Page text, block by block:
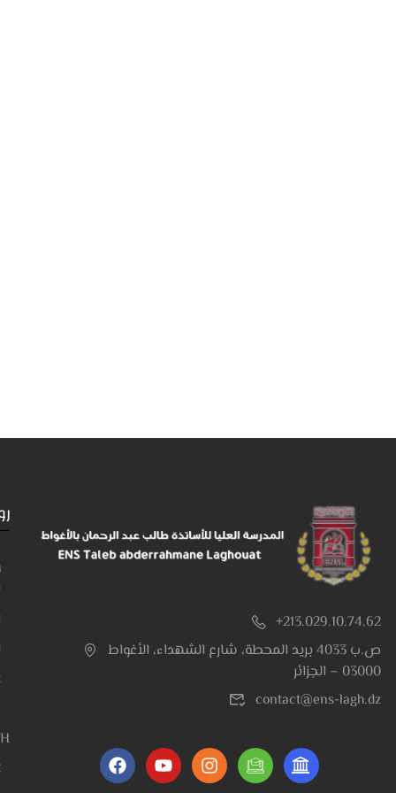
+213.029.10.74.62
ص.ب 4033 بريد المحطة، شارع الشهداء، الأغواط
03000 – الجزائر
contact@ens-lagh.dz